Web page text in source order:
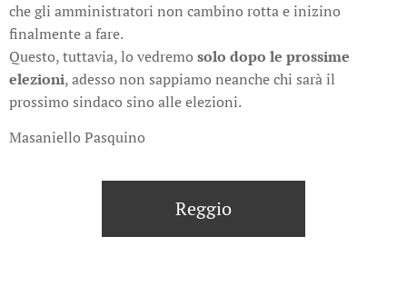
che gli amministratori non cambino rotta e inizino
finalmente a fare.
Questo, tuttavia, lo vedremo solo dopo le prossime
elezioni, adesso non sappiamo neanche chi sarà il
prossimo sindaco sino alle elezioni.
Masaniello Pasquino
Reggio